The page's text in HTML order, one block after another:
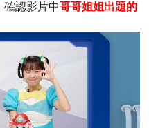
確認影片中哥哥姐姐出題的